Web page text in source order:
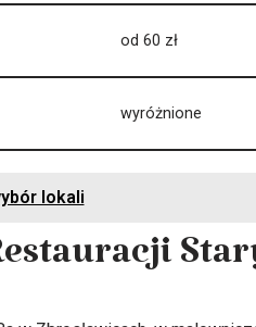
od 60 zł
wyróżnione
lokali